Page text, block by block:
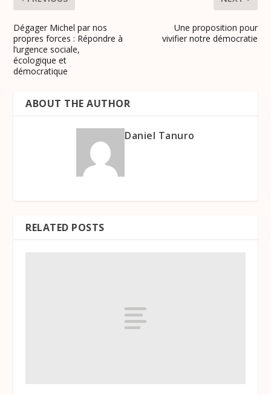
Dégager Michel par nos
propres forces : Répondre à
l’urgence sociale,
écologique et
démocratique
Une proposition pour
vivifier notre démocratie
ABOUT THE AUTHOR
Daniel Tanuro
RELATED POSTS